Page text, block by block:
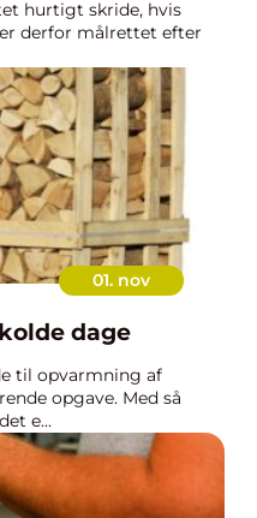
hurtigt skride, hvis
derfor målrettet efter
01. nov
dage
til opvarmning af
opgave. Med så
e...